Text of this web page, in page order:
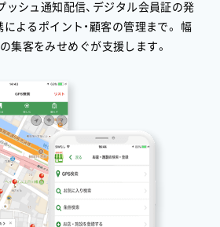
様のサービスがスタートしま
なんば店様のサービスがスタ
サービスがスタートしまし
がスタートしました。
ッシュ通知配信、デジタル会員証の発
よるポイント・顧客の管理まで。
幅
集客をみせめぐが支援します。